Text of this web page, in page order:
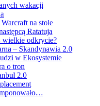
wakacji
na stole
Ratatuja
odkrycie?
– Skandynawia 2.0
w Ekosystemie
o tron
2.0